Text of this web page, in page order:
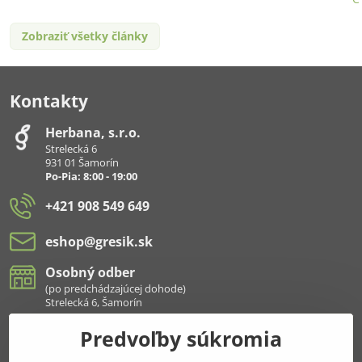
Zobraziť všetky články
Kontakty
Herbana, s​.r​.o​.
Strelecká 6
931 01 Šamorín
Po-Pia: 8:00 - 19:00
+421 908 549 649
eshop​@gresik​.sk
Osobný odber
(po predchádzajúcej dohode)
Strelecká 6, Šamorín
Všetko k nákupu
Predvoľby súkromia